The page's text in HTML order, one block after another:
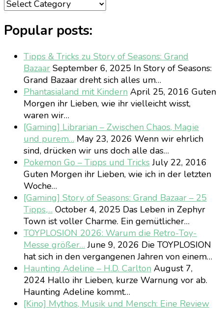
Popular posts:
Tipps & Tricks zu Story of Seasons: Grand
Bazaar September 6, 2025 In Story of Seasons:
Grand Bazaar dreht sich alles um…
Phantasialand mit Kindern April 25, 2016 Guten
Morgen ihr Lieben, wie ihr vielleicht wisst,
waren wir…
[Gaming] Librarian – Zwischen Chaos, Magie
und purem… May 23, 2026 Wenn wir ehrlich
sind, drücken wir uns doch alle das…
Pokemon Go – Tipps und TricksJuly 22, 2016
Guten Morgen ihr Lieben, wie ich in der letzten
Woche…
[Gaming] Story of Seasons: Grand Bazaar – 25
Tipps,… October 4, 2025 Das Leben in Zephyr
Town ist voller Charme. Ein gemütlicher…
TOYPLOSION 2026: Warum die Retro-Toy-
Messe größer… June 9, 2026 Die TOYPLOSION
hat sich in den vergangenen Jahren von einem…
Haunting Adeline – H.D. Carlton August 7,
2024 Hallo ihr Lieben, kurze Warnung vor ab.
Haunting Adeline kommt…
[Kino] Mythos, Musik und Mensch: Eine Review